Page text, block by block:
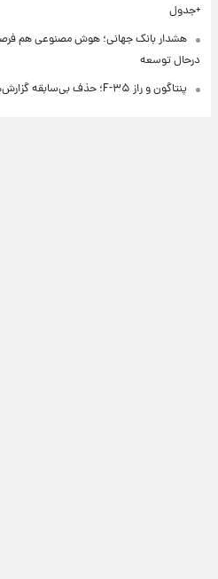
+جدول
هشدار بانک جهانی؛ هوش مصنوعی هم
درحال توسعه
پنتاگون و راز F-۳۵؛ حذف بی‌سابقه گزارش‌های عملکرد جنگنده‌های نسل پنجم